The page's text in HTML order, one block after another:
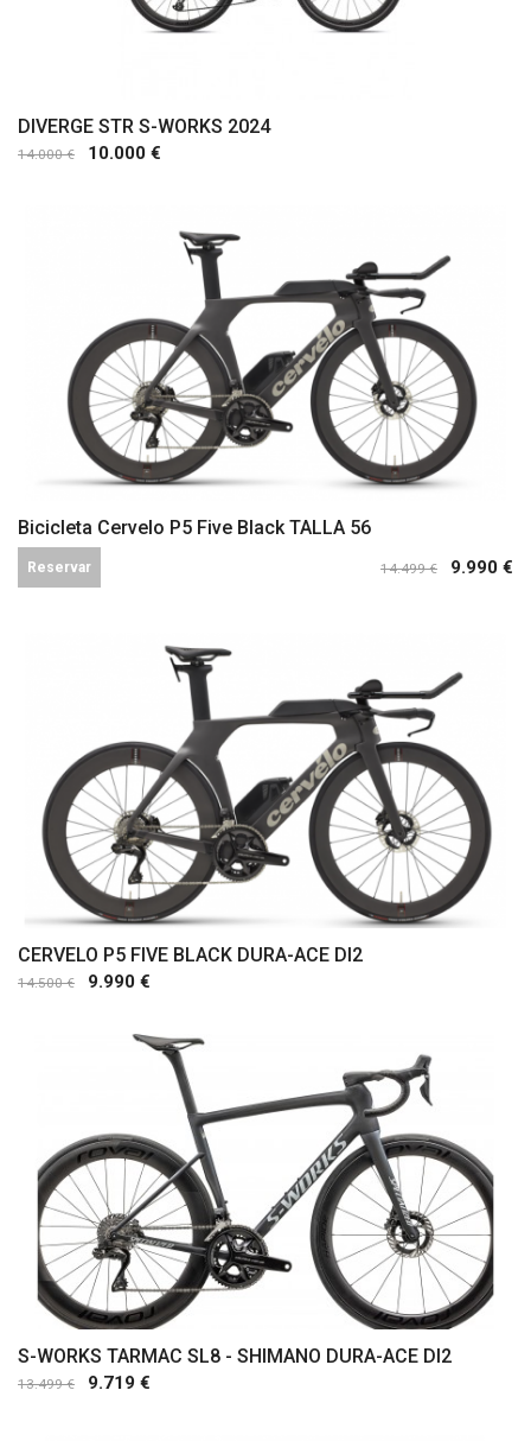
DIVERGE STR S-WORKS 2024
14.000 € 10.000 €
Bicicleta Cervelo P5 Five Black TALLA 56
Reservar 14.499 € 9.990 €
Comprar
CERVELO P5 FIVE BLACK DURA-ACE DI2
14.500 € 9.990 €
S-WORKS TARMAC SL8 - SHIMANO DURA-ACE DI2
13.499 € 9.719 €